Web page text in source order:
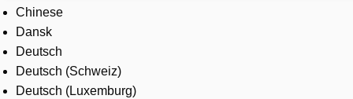
Branchenlösungen
Service
Über uns
Vertriebspartner finden
Kontakt
Chinese
Dansk
Deutsch
Deutsch (Schweiz)
Deutsch (Luxemburg)